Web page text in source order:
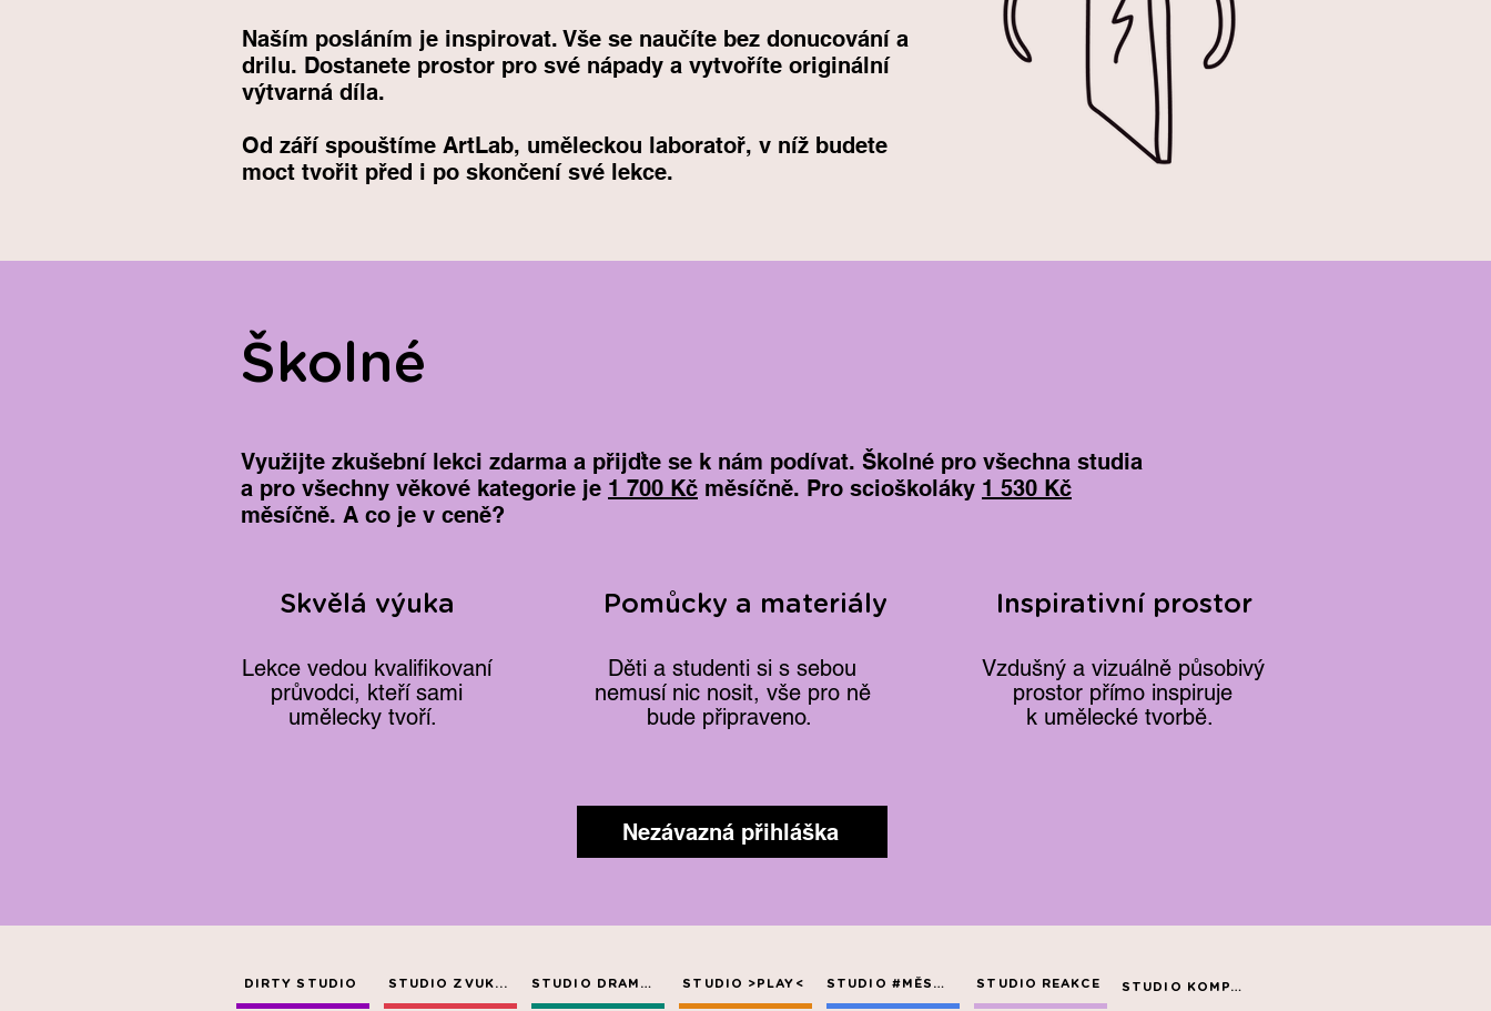
Naším posláním je inspirovat. Vše se naučíte bez donucování a
drilu. Dostanete prostor pro své nápady a vytvoříte originální
výtvarná díla.
Od září spouštíme ArtLab, uměleckou laboratoř, v níž budete
moct tvořit před i po skončení své lekce.
Školné
Využijte zkušební lekci zdarma a přijďte se k nám podívat. Školné pro všechna studia
a pro všechny věkové kategorie je 1 700 Kč měsíčně. Pro scioškoláky 1 530 Kč
měsíčně. A co je v ceně?
Skvělá výuka
Lekce vedou kvalifikovaní
průvodci, kteří sami
umělecky tvoří.
Pomůcky a materiály
Děti a studenti si s sebou
nemusí nic nosit, vše pro ně
bude připraveno.
Inspirativní prostor
Vzdušný a vizuálně působivý
prostor přímo inspiruje
k umělecké tvorbě.
Nezávazná přihláška
DIRTY STUDIO STUDIO ZVUK... STUDIO DRAMA+ STUDIO >PLAY< STUDIO #MĚSTO STUDIO REAKCE STUDIO KOMPAS